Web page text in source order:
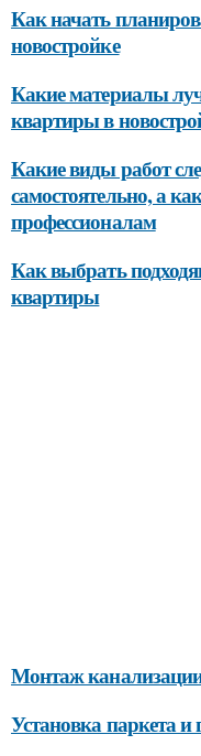
Как начать
новостройке
Какие материалы
квартиры в
Какие виды работ
самостоятельно, а
профессионалам
Как выбрать
квартиры
Монтаж
Установка паркета и